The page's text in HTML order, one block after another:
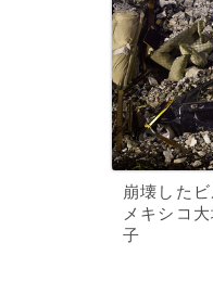
崩壊した
メキシコ
子